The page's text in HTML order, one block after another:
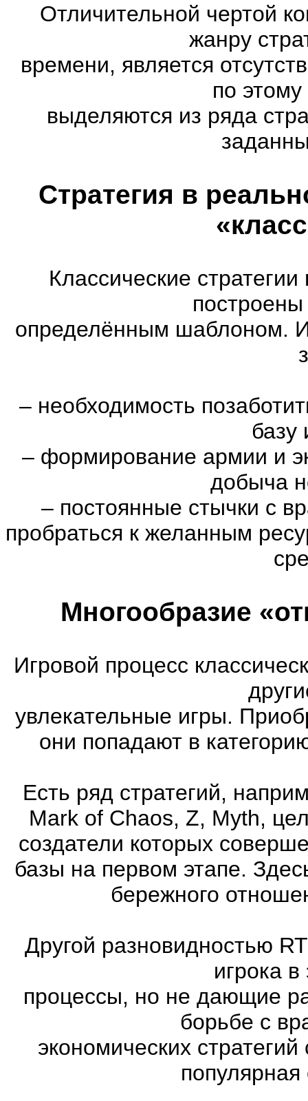
Отличительной чертой
жанру
времени, является
по
выделяются из ряда
Стратегия в
Классические
построены
определённым шаблоном.
– необходимость
базу
–формирование армии и
добыча
– постоянные стычки с
пробраться к желанным
Многообразие
Игровой процесс
увлекательные игры.
они попадают в
Есть ряд стратегий,
Mark of Chaos, Z, Myth,
создатели которых
базы на первом этапе.
бережного
Другой разновидностью
игрока
процессы, но не дающие
борьбе с
экономических